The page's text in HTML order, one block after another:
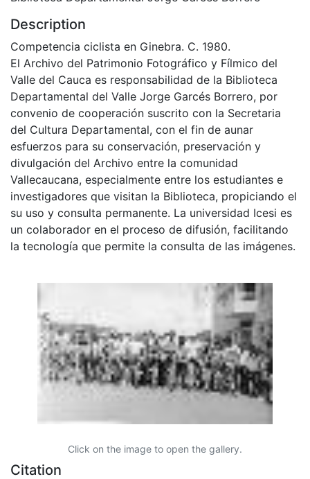
Description
Competencia ciclista en Ginebra. C. 1980.
El Archivo del Patrimonio Fotográfico y Fílmico del
Valle del Cauca es responsabilidad de la Biblioteca
Departamental del Valle Jorge Garcés Borrero, por
convenio de cooperación suscrito con la Secretaria
del Cultura Departamental, con el fin de aunar
esfuerzos para su conservación, preservación y
divulgación del Archivo entre la comunidad
Vallecaucana, especialmente entre los estudiantes e
investigadores que visitan la Biblioteca, propiciando el
su uso y consulta permanente. La universidad Icesi es
un colaborador en el proceso de difusión, facilitando
la tecnología que permite la consulta de las imágenes.
Click on the image to open the gallery.
Citation